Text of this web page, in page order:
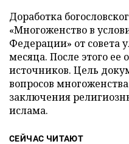
Доработка
«Многоженство в
Федерации» от совета
месяца. После этого
источников. Цель
вопросов
заключения
ислама.
СЕЙЧАС ЧИТАЮТ